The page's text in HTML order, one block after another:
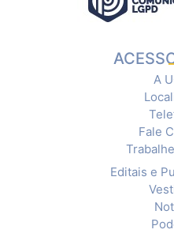
A
Fale
Editais e